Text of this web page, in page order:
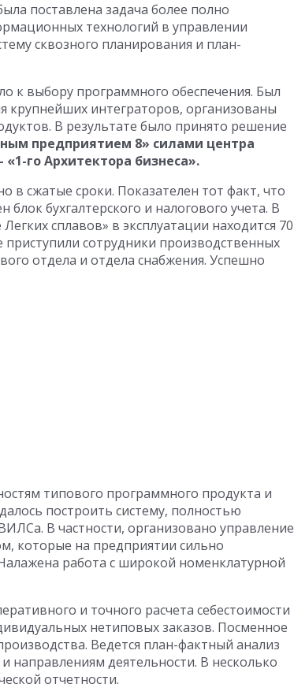
поставлена задача более полно
технологий в управлении
сквозного планирования и план-
к выбору программного обеспечения. Был
крупнейших интеграторов, организованы
В результате было принято решение
предприятием 8» силами центра
го Архитектора бизнеса».
в сжатые сроки. Показателен тот факт, что
блок бухгалтерского и налогового учета. В
сплавов» в эксплуатации находится 70
сотрудники производственных
отдела и отдела снабжения. Успешно
типового программного продукта и
построить систему, полностью
В частности, организовано управление
которые на предприятии сильно
работа с широкой номенклатурной
и точного расчета себестоимости
нетиповых заказов. Посменное
Ведется план-фактный анализ
направлениям деятельности. В несколько
отчетности.